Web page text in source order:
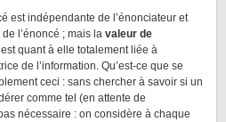
est indépendante de l’énonciateur et
l’énoncé ; mais la valeur de
quant à elle totalement liée à
de l’information. Qu’est-ce que se
ceci : sans chercher à savoir si un
comme tel (en attente de
nécessaire : on considère à chaque